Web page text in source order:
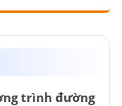
trình đường